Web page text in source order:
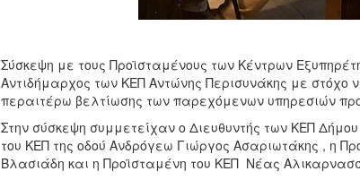
Σύσκεψη με τους Προϊσταμένους των Κέντρων
Αντιδήμαρχος των ΚΕΠ Αντώνης Περισυνάκης με στόχο
περαιτέρω βελτίωσης των παρεχόμενων υπηρεσιών
Στην σύσκεψη συμμετείχαν ο Διευθυντής των ΚΕΠ
του ΚΕΠ της οδού Ανδρόγεω Γιώργος Ασαριωτάκης , η
Βλασιάδη και η Προϊσταμένη του ΚΕΠ Νέας